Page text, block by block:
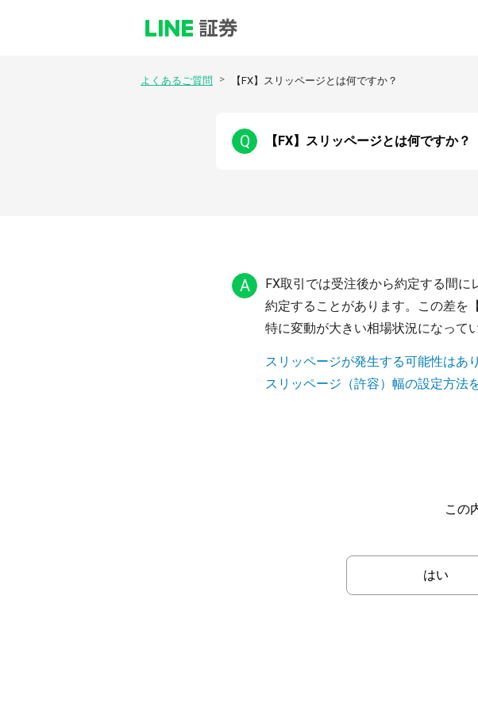
よくあるご質問 > 【FX】スリッページとは何ですか？
Q 【FX】スリッページとは何ですか？
A
FX取引では受注後から約定する間
約定することがあります。この差を
スリッページが発生する可能性はあ
スリッページ（許容）幅の設定方法
この
はい